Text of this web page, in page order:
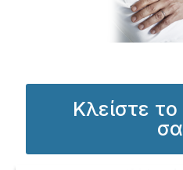
Κλείστε